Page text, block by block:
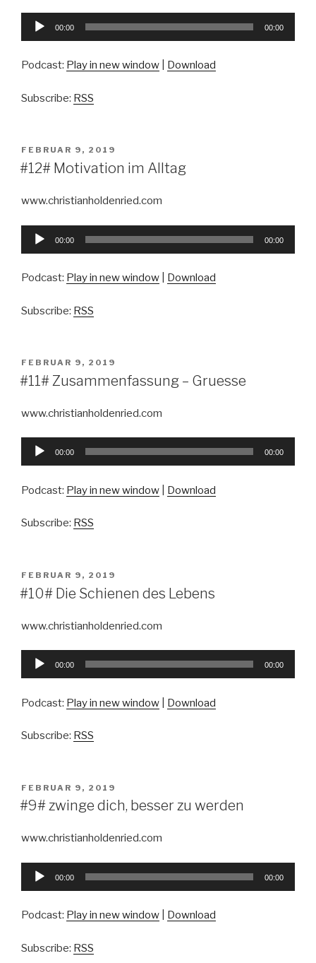
Audio-
00:00 00:00
Podcast: Play in new window Download
Subscribe: RSS
VERÖFFENTLICHT
AM
FEBRUAR 9, 2019
#12# Motivation im Alltag
www.christianholdenried.com
Audio-
00:00 00:00
Podcast: Play in new window Download
Subscribe: RSS
VERÖFFENTLICHT
AM
FEBRUAR 9, 2019
#11# Zusammenfassung – Gruesse
www.christianholdenried.com
Audio-
00:00 00:00
Podcast: Play in new window Download
Subscribe: RSS
VERÖFFENTLICHT
AM
FEBRUAR 9, 2019
#10# Die Schienen des Lebens
www.christianholdenried.com
Audio-
00:00 00:00
Podcast: Play in new window Download
Subscribe: RSS
VERÖFFENTLICHT
AM
FEBRUAR 9, 2019
#9# zwinge dich, besser zu werden
www.christianholdenried.com
Audio-
00:00 00:00
Podcast: Play in new window Download
Subscribe: RSS